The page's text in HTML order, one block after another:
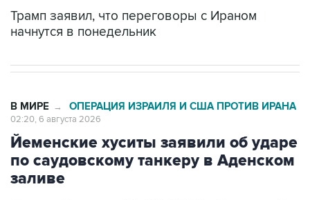
Трамп заявил, что переговоры с Ираном
начнутся в понедельник
В МИРЕ → ОПЕРАЦИЯ ИЗРАИЛЯ И США ПРОТИВ ИРАНА
02:20, 6 августа 2026
Йеменские хуситы заявили об ударе
по саудовскому танкеру в Аденском
заливе